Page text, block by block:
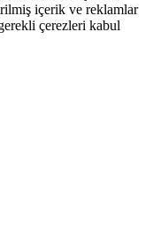
içerik ve reklamlar
çerezleri kabul